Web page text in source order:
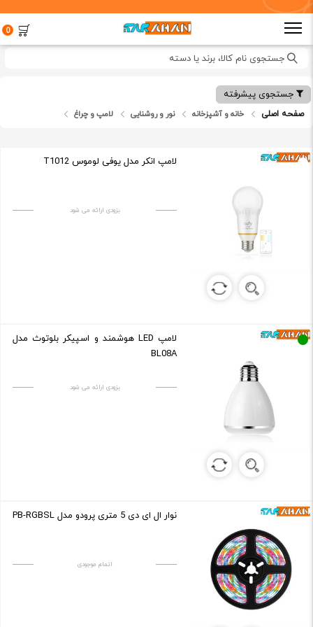
0
جستجوی نام کالا، برند یا دسته
صفحه اصلی خانه و آشپزخانه نور و روشنایی لامپ و چراغ
لامپ انکر مدل یوفی لوموس T1012
بزودی ارائه می شود
لامپ LED هوشمند و اسپیکر بلوتوث مدل
BL08A
بزودی ارائه می شود
نوار ال ای دی 5 متری پرودو مدل PB-RGBSL
اتمام موجودی